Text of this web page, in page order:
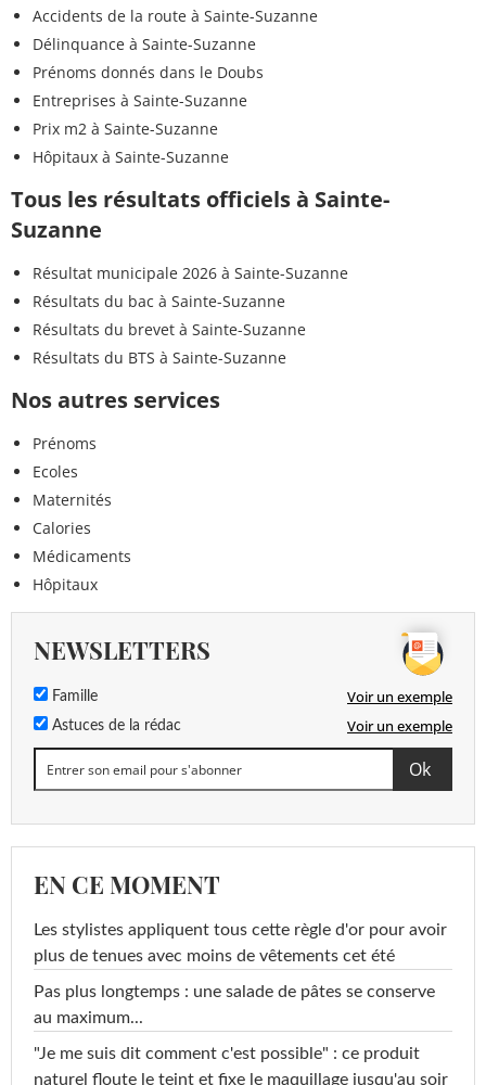
Accidents de la route à Sainte-Suzanne
Délinquance à Sainte-Suzanne
Prénoms donnés dans le Doubs
Entreprises à Sainte-Suzanne
Prix m2 à Sainte-Suzanne
Hôpitaux à Sainte-Suzanne
Tous les résultats officiels à Sainte-
Suzanne
Résultat municipale 2026 à Sainte-Suzanne
Résultats du bac à Sainte-Suzanne
Résultats du brevet à Sainte-Suzanne
Résultats du BTS à Sainte-Suzanne
Nos autres services
Prénoms
Ecoles
Maternités
Calories
Médicaments
Hôpitaux
NEWSLETTERS
Famille Voir un exemple
Astuces de la rédac Voir un exemple
EN CE MOMENT
Les stylistes appliquent tous cette règle d'or pour avoir
plus de tenues avec moins de vêtements cet été
Pas plus longtemps : une salade de pâtes se conserve
au maximum...
"Je me suis dit comment c'est possible" : ce produit
naturel floute le teint et fixe le maquillage jusqu'au soir